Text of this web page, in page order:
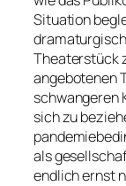
Situation
Theaterstück
angebotenen
schwangeren
sich zu
als
endlich ernst